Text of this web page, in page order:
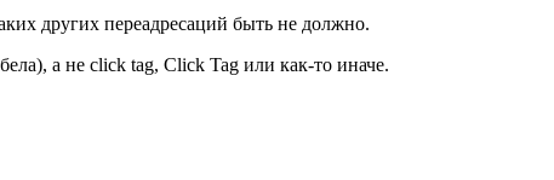
других переадресаций быть не должно.
а не click tag, Click Tag или как-то иначе.